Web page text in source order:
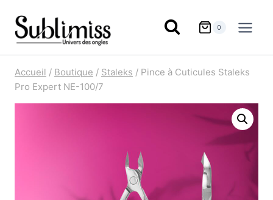
contenu
0
Accueil / Boutique / Staleks / Pince à Cuticules Staleks
Pro Expert NE-100/7